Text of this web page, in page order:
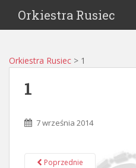
Orkiestra Rusiec
Orkiestra Rusiec > 1
1
7 września 2014
Poprzednie